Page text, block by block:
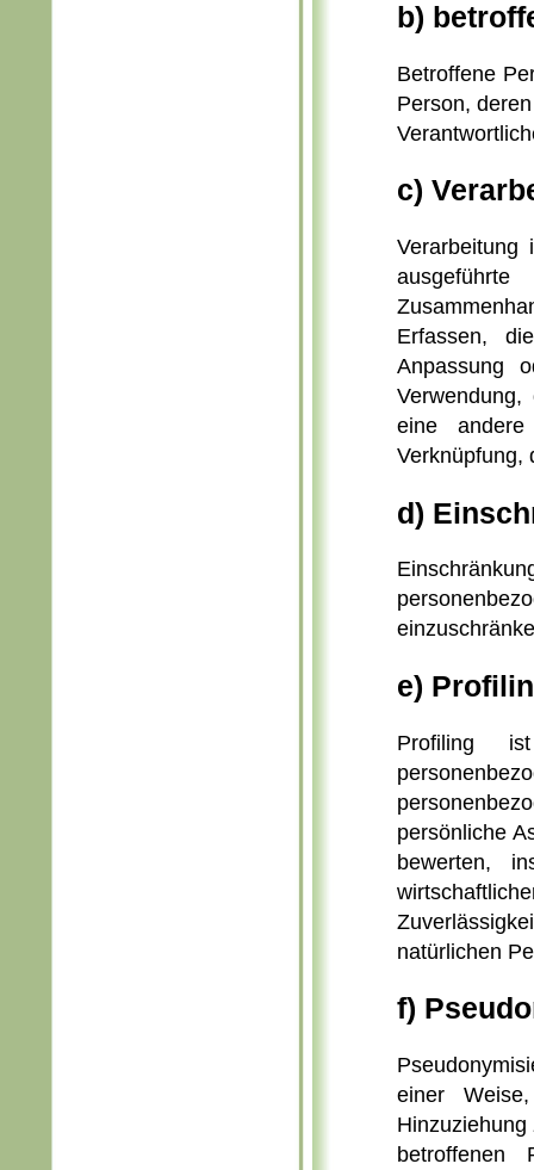
b)
Betroffene
Person,
c)
Verarbeitung
Erfassen,
Anpassung
eine
Verknüpfung,
d)
e)
Profiling
persönliche
bewerten,
natürlichen
f)
einer
betroffenen